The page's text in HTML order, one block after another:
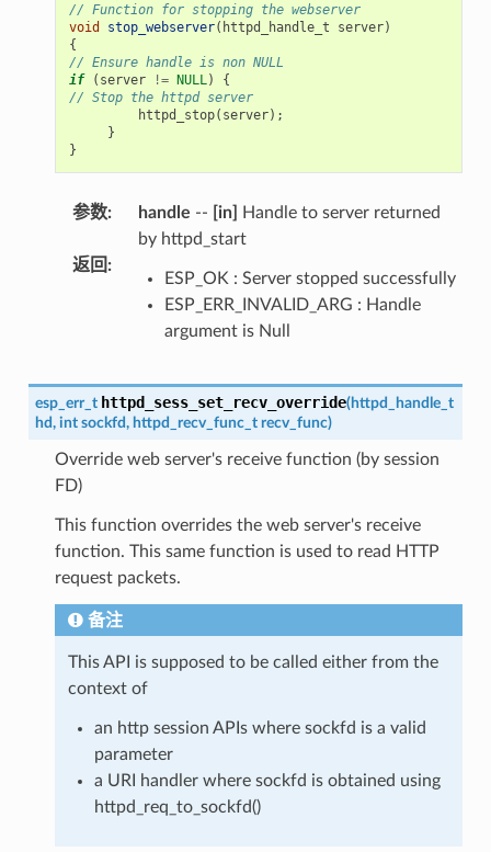
// Function for stopping the webserver
void
stop_webserver( httpd_handle_t server)
{
// Ensure handle is non NULL
if
( server != NULL)
{
// Stop the httpd server
httpd_stop( server);
}
}
参数: handle -- [in]
Handle to server returned
by httpd_start
返回 :
ESP_OK : Server stopped successfully
ESP_ERR_INVALID_ARG : Handle
argument is Null
esp_err_t httpd_sess_set_recv_override(httpd_handle_t
hd, int sockfd, httpd_recv_func_t recv_func)
Override web server's receive function (by session
FD)
This function overrides the web server's receive
function. This same function is used to read HTTP
request packets.
备注
This API is supposed to be called either from the
context of
an http session APIs where sockfd is a valid
parameter
a URI handler where sockfd is obtained using
httpd_req_to_sockfd()